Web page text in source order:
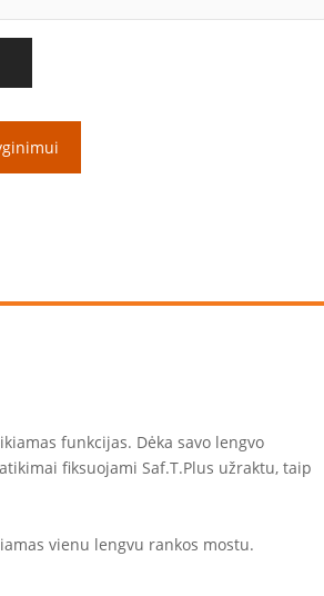
funkcijas. Dėka savo lengvo
fiksuojami Saf.T.Plus užraktu, taip
vienu lengvu rankos mostu.